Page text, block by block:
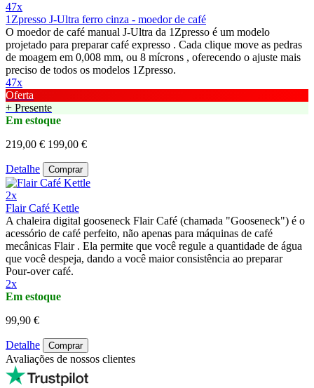
47x
1Zpresso J-Ultra ferro cinza - moedor de café
O moedor de café manual J-Ultra da 1Zpresso é um modelo
projetado para preparar café expresso . Cada clique move as pedras
de moagem em 0,008 mm, ou 8 mícrons , oferecendo o ajuste mais
preciso de todos os modelos 1Zpresso.
47x
Oferta
+ Presente
Em estoque
219,00 € 199,00 €
Detalhe Comprar
2x
Flair Café Kettle
A chaleira digital gooseneck Flair Café (chamada "Gooseneck") é o
acessório de café perfeito, não apenas para máquinas de café
mecânicas Flair . Ela permite que você regule a quantidade de água
que você despeja, dando a você maior consistência ao preparar
Pour-over café.
2x
Em estoque
99,90 €
Detalhe Comprar
Avaliações de nossos clientes